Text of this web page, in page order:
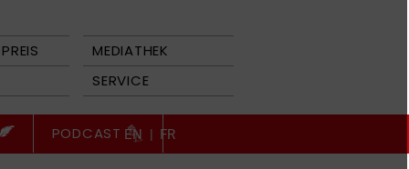
MEDIATHEK
SERVICE
PODCAST EN | FR